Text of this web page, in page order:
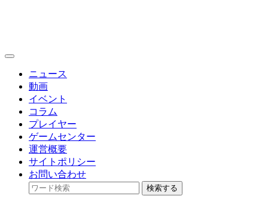
toggle
ニュース
動画
イベント
コラム
プレイヤー
ゲームセンター
運営概要
サイトポリシー
お問い合わせ
検索する